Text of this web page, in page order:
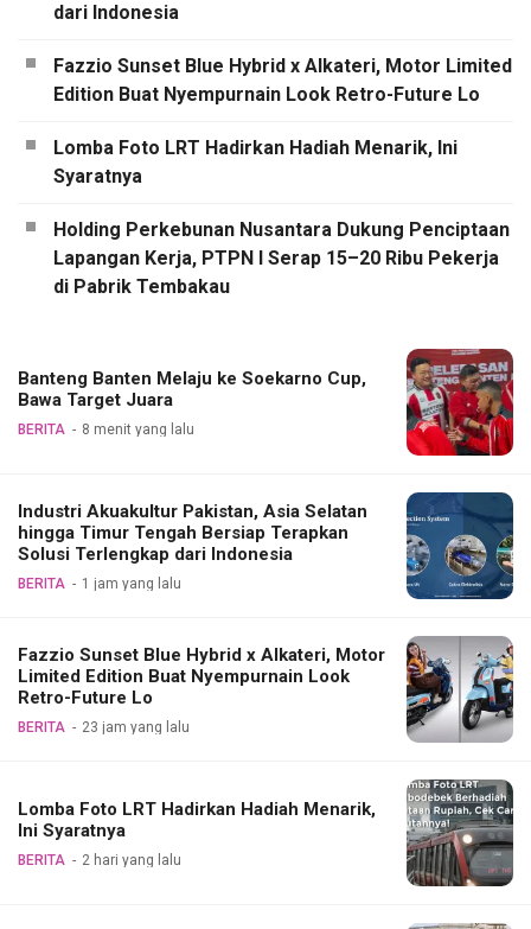
dari Indonesia
Fazzio Sunset Blue Hybrid x Alkateri, Motor Limited
Edition Buat Nyempurnain Look Retro-Future Lo
Lomba Foto LRT Hadirkan Hadiah Menarik, Ini
Syaratnya
Holding Perkebunan Nusantara Dukung Penciptaan
Lapangan Kerja, PTPN I Serap 15–20 Ribu Pekerja
di Pabrik Tembakau
Banteng Banten Melaju ke Soekarno Cup,
Bawa Target Juara
BERITA 8 menit yang lalu
Industri Akuakultur Pakistan, Asia Selatan
hingga Timur Tengah Bersiap Terapkan
Solusi Terlengkap dari Indonesia
BERITA 1 jam yang lalu
Fazzio Sunset Blue Hybrid x Alkateri, Motor
Limited Edition Buat Nyempurnain Look
Retro-Future Lo
BERITA 23 jam yang lalu
Lomba Foto LRT Hadirkan Hadiah Menarik,
Ini Syaratnya
BERITA 2 hari yang lalu